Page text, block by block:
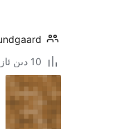
10 دىن ئاز ئاكتىپ ئورنىتىش